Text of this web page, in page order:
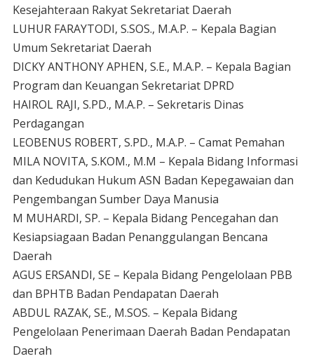
Kesejahteraan Rakyat Sekretariat Daerah
LUHUR FARAYTODI, S.SOS., M.A.P. – Kepala Bagian
Umum Sekretariat Daerah
DICKY ANTHONY APHEN, S.E., M.A.P. – Kepala Bagian
Program dan Keuangan Sekretariat DPRD
HAIROL RAJI, S.PD., M.A.P. – Sekretaris Dinas
Perdagangan
LEOBENUS ROBERT, S.PD., M.A.P. – Camat Pemahan
MILA NOVITA, S.KOM., M.M – Kepala Bidang Informasi
dan Kedudukan Hukum ASN Badan Kepegawaian dan
Pengembangan Sumber Daya Manusia
M MUHARDI, SP. – Kepala Bidang Pencegahan dan
Kesiapsiagaan Badan Penanggulangan Bencana
Daerah
AGUS ERSANDI, SE – Kepala Bidang Pengelolaan PBB
dan BPHTB Badan Pendapatan Daerah
ABDUL RAZAK, SE., M.SOS. – Kepala Bidang
Pengelolaan Penerimaan Daerah Badan Pendapatan
Daerah